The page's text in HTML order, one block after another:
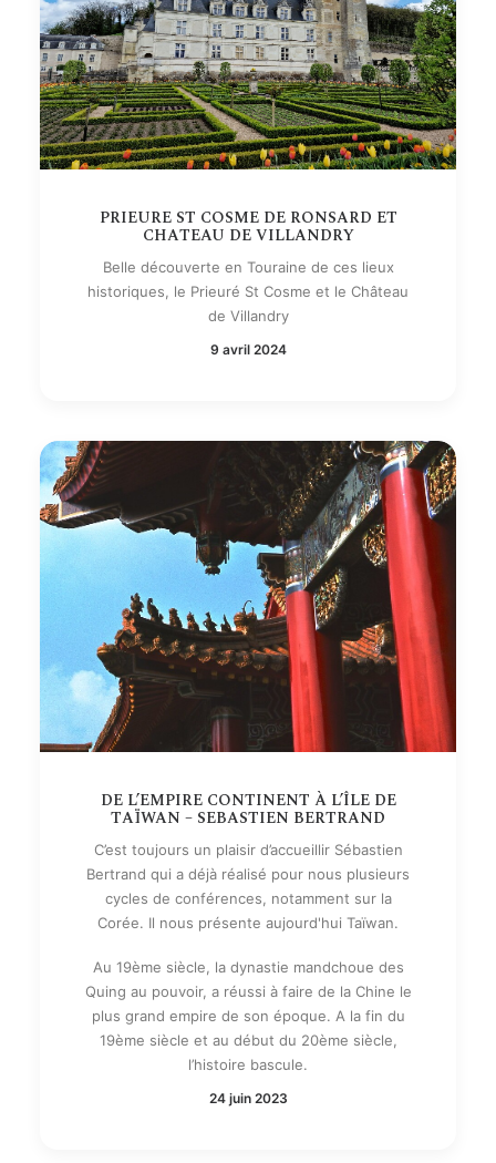
PRIEURE ST COSME DE RONSARD ET
CHATEAU DE VILLANDRY
Belle découverte en Touraine de ces lieux
historiques, le Prieuré St Cosme et le Château
de Villandry
9 avril 2024
DE L’EMPIRE CONTINENT À L’ÎLE DE
TAÏWAN – SEBASTIEN BERTRAND
C’est toujours un plaisir d’accueillir Sébastien
Bertrand qui a déjà réalisé pour nous plusieurs
cycles de conférences, notamment sur la
Corée. Il nous présente aujourd'hui Taïwan.
Au 19ème siècle, la dynastie mandchoue des
Quing au pouvoir, a réussi à faire de la Chine le
plus grand empire de son époque. A la fin du
19ème siècle et au début du 20ème siècle,
l’histoire bascule.
24 juin 2023